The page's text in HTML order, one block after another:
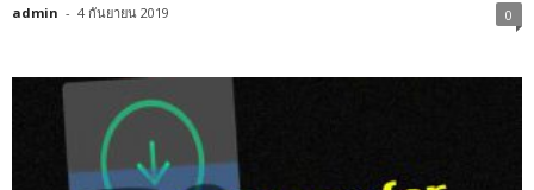
admin - 4 กันยายน 2019 0